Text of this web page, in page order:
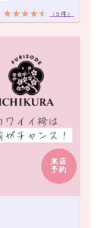
（5件）
来店
予約